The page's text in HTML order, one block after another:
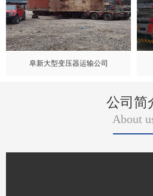
阜新大型变压器运输公司
公司简
About